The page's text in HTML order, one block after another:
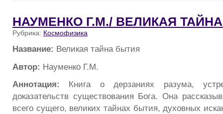
НАУМЕНКО Г.М./ ВЕЛИКАЯ
Рубрика: Космофизика
Название: Великая тайна бытия
Автор: Науменко Г.М.
Аннотация: Книга о дерзаниях разума,
доказательств существования Бога. Она
всего сущего, великих тайнах бытия, духовных